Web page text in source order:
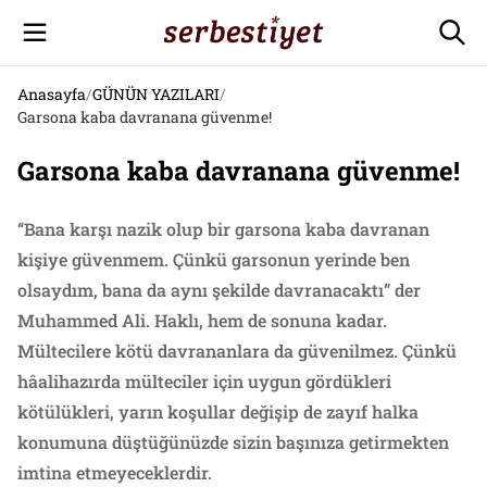
Anasayfa/GÜNÜN YAZILARI/
Garsona kaba davranana güvenme!
Garsona kaba davranana güvenme!
“Bana karşı nazik olup bir garsona kaba davranan
kişiye güvenmem. Çünkü garsonun yerinde ben
olsaydım, bana da aynı şekilde davranacaktı” der
Muhammed Ali. Haklı, hem de sonuna kadar.
Mültecilere kötü davrananlara da güvenilmez. Çünkü
hâalihazırda mülteciler için uygun gördükleri
kötülükleri, yarın koşullar değişip de zayıf halka
konumuna düştüğünüzde sizin başınıza getirmekten
imtina etmeyeceklerdir.